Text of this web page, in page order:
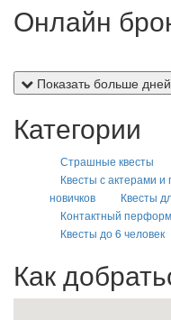
Онлайн
Показать больше дней
Категории
Страшные квесты
Квесты с актерами
новичков
Квесты
Контактный
Квесты до 6 человек
Как